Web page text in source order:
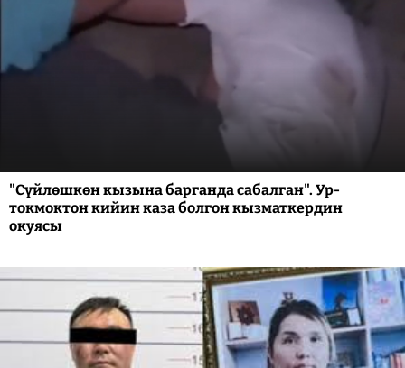
"Сүйлөшкөн кызына барганда сабалган". Ур-
токмоктон кийин каза болгон кызматкердин
окуясы